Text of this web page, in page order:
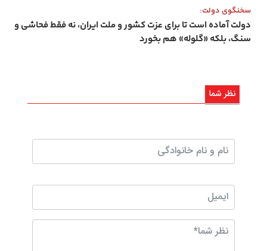
سخنگوی دولت:
دولت آماده است تا برای عزت کشور و ملت ایران، نه فقط فحاشی و
سنگ، بلکه «گلوله» هم بخورد
نظر شما